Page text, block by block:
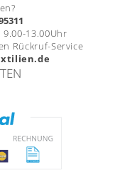
9.00-13.00Uhr
Rückruf-Service